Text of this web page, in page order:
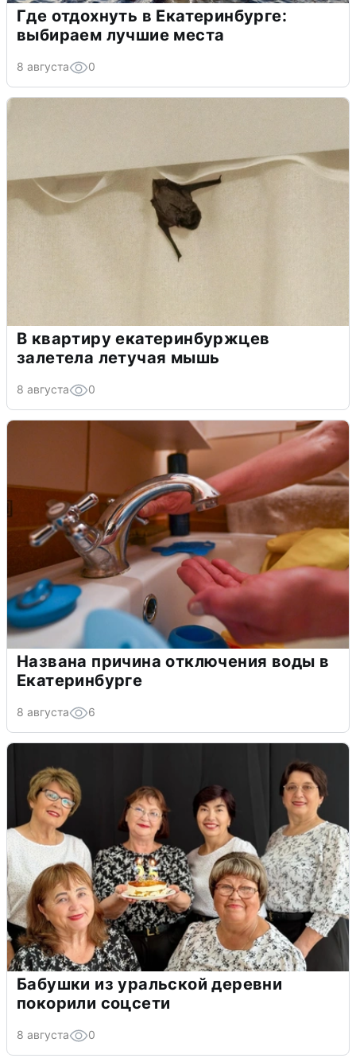
Где отдохнуть в Екатеринбурге:
выбираем лучшие места
8 августа 0
В квартиру екатеринбуржцев
залетела летучая мышь
8 августа 0
Названа причина отключения воды в
Екатеринбурге
8 августа 6
Бабушки из уральской деревни
покорили соцсети
8 августа 0